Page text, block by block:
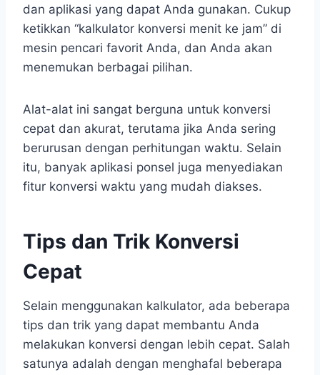
dan aplikasi yang dapat Anda gunakan. Cukup
ketikkan “kalkulator konversi menit ke jam” di
mesin pencari favorit Anda, dan Anda akan
menemukan berbagai pilihan.
Alat-alat ini sangat berguna untuk konversi
cepat dan akurat, terutama jika Anda sering
berurusan dengan perhitungan waktu. Selain
itu, banyak aplikasi ponsel juga menyediakan
fitur konversi waktu yang mudah diakses.
Tips dan Trik Konversi
Cepat
Selain menggunakan kalkulator, ada beberapa
tips dan trik yang dapat membantu Anda
melakukan konversi dengan lebih cepat. Salah
satunya adalah dengan menghafal beberapa